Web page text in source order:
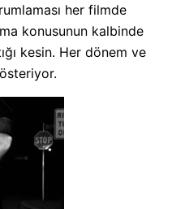
her filmde
konusunun kalbinde
kesin. Her dönem ve